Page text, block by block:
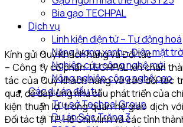
Bia gạo TECHPAL
Dịch vụ
Linh kiện điện tử – Tự động hoá
Năng lượng xanh – Điện mặt
Nghiên cứu công nghệ mới
Nông nghiệp công nghệ cao
Các dự án đầu tư
Trụ sở Techpal Group
Dự án Sóc Trăng 3
Kính gửi Quý Khách hàng và Đối tác:
– Công ty cổ phần TECHPAL xin chân
tác của Quý khách hàng và các đối tác
qua, để đáp ứng nhu cầu phát triển của
kiện thuận lợi trong quan hệ giao dịch
Đối tác tại TP. Hồ Chí Minh và các tỉnh